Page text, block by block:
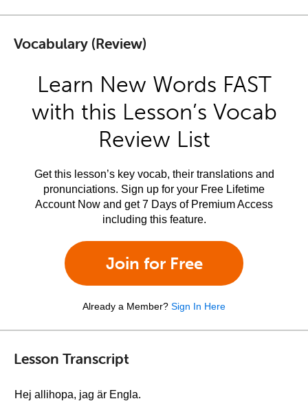
Vocabulary (Review)
Learn New Words FAST
with this Lesson’s Vocab
Review List
Get this lesson’s key vocab, their translations and
pronunciations. Sign up for your Free Lifetime
Account Now and get 7 Days of Premium Access
including this feature.
Join for Free
Already a Member? Sign In Here
Lesson Transcript
Hej allihopa, jag är Engla.